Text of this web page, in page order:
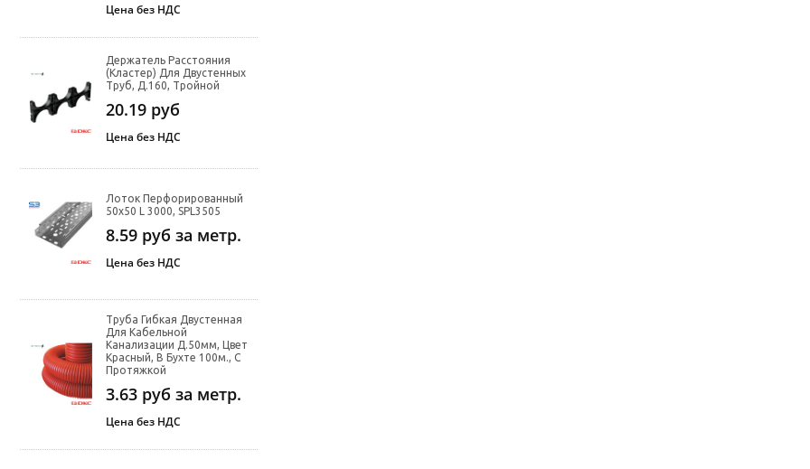
Цена без НДС
Держатель Расстояния
(кластер) Для Двустенных
Труб, Д.160, Тройной
20.19 руб
Цена без НДС
Лоток Перфорированный
50х50 L 3000, SPL3505
8.59 руб за метр.
Цена без НДС
Труба Гибкая Двустенная
Для Кабельной
Канализации Д.50мм, Цвет
Красный, В Бухте 100м., С
Протяжкой
3.63 руб за метр.
Цена без НДС